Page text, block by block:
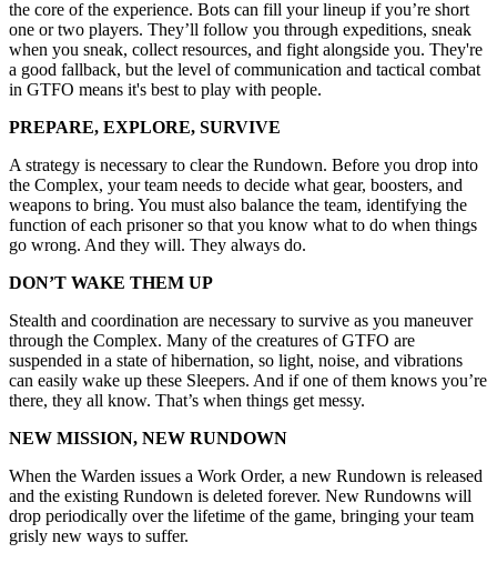
the core of the experience. Bots can fill your lineup if you’re short
one or two players. They’ll follow you through expeditions, sneak
when you sneak, collect resources, and fight alongside you. They're
a good fallback, but the level of communication and tactical combat
in GTFO means it's best to play with people.
PREPARE, EXPLORE, SURVIVE
A strategy is necessary to clear the Rundown. Before you drop into
the Complex, your team needs to decide what gear, boosters, and
weapons to bring. You must also balance the team, identifying the
function of each prisoner so that you know what to do when things
go wrong. And they will. They always do.
DON’T WAKE THEM UP
Stealth and coordination are necessary to survive as you maneuver
through the Complex. Many of the creatures of GTFO are
suspended in a state of hibernation, so light, noise, and vibrations
can easily wake up these Sleepers. And if one of them knows you’re
there, they all know. That’s when things get messy.
NEW MISSION, NEW RUNDOWN
When the Warden issues a Work Order, a new Rundown is released
and the existing Rundown is deleted forever. New Rundowns will
drop periodically over the lifetime of the game, bringing your team
grisly new ways to suffer.